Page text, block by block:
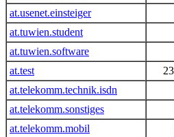
at.usenet.einsteiger
at.tuwien.student
at.tuwien.software
at.test
at.telekomm.technik.isdn
at.telekomm.sonstiges
at.telekomm.mobil